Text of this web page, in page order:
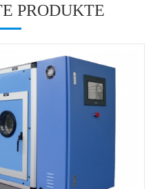
PRODUKTE